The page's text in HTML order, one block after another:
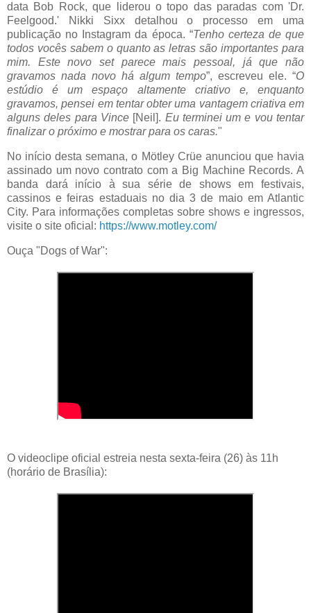
data Bob Rock, que liderou o topo das paradas com 'Dr.
Feelgood.' Nikki Sixx detalhou o processo em uma
publicação no Instagram da época. “Tenho certeza de que
todos vocês sabem o quanto as letras são importantes para
mim. Este novo set parece mais pessoal, já que não
gravamos nada novo há algum tempo”, escreveu ele. “O
estúdio é um espaço altamente criativo e, enquanto
gravamos, pensei em tentar obter uma vantagem criativa em
alguns deles para Vince[Neil]. Eu terminei um e vou tentar
finalizar o próximo e mostrar para os caras."
No início desta semana, o Mötley Crüe anunciou que havia
assinado um novo contrato com a Big Machine Records. A
banda dará início à sua série de shows em festivais,
cassinos e feiras estaduais no dia 3 de maio em Atlantic
City. Para informações completas sobre shows e ingressos,
visite o site oficial: https://www.motley.com/
Ouça "Dogs of War":
O videoclipe oficial estreia nesta sexta-feira (26) às 11h
(horário de Brasília):